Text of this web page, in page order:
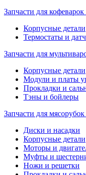
Запчасти для кофеварок
Корпусные детали
Термостаты и
Запчасти для
Корпусные детали
Модули и платы
Прокладки и
Тэны и бойлеры
Запчасти для
Диски и насадки
Корпусные детали
Моторы и
Муфты и
Ножи и решетки